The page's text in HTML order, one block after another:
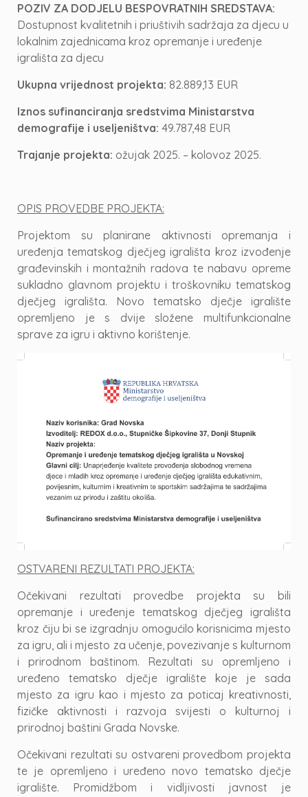
POZIV ZA DODJELU BESPOVRATNIH SREDSTAVA:
Dostupnost kvalitetnih i priuštivih sadržaja za djecu u
lokalnim zajednicama kroz opremanje i uređenje
igrališta za djecu
Ukupna vrijednost projekta: 82.889,13 EUR
Iznos sufinanciranja sredstvima Ministarstva
demografije i useljeništva: 49.787,48 EUR
Trajanje projekta: ožujak 2025. – kolovoz 2025.
OPIS PROVEDBE PROJEKTA:
Projektom su planirane aktivnosti opremanja i
uređenja tematskog dječjeg igrališta kroz izvođenje
građevinskih i montažnih radova te nabavu opreme
sukladno glavnom projektu i troškovniku tematskog
dječjeg igrališta. Novo tematsko dječje igralište
opremljeno je s dvije složene multifunkcionalne
sprave za igru i aktivno korištenje.
OSTVARENI REZULTATI PROJEKTA:
Očekivani rezultati provedbe projekta su bili
opremanje i uređenje tematskog dječjeg igrališta
kroz čiju bi se izgradnju omogućilo korisnicima mjesto
za igru, ali i mjesto za učenje, povezivanje s kulturnom
i prirodnom baštinom. Rezultati su opremljeno i
uređeno tematsko dječje igralište koje je sada
mjesto za igru kao i mjesto za poticaj kreativnosti,
fizičke aktivnosti i razvoja svijesti o kulturnoj i
prirodnoj baštini Grada Novske.
Očekivani rezultati su ostvareni provedbom projekta
te je opremljeno i uređeno novo tematsko dječje
igralište. Promidžbom i vidljivosti javnost je